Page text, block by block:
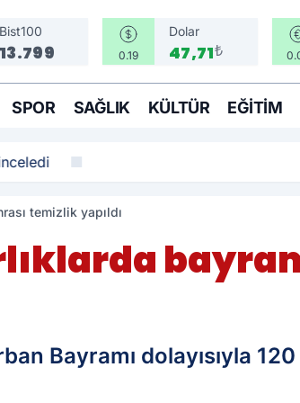
Bist100
13.799 0.19
Dolar
47,71₺
SPOR SAĞLIK KÜLTÜR EĞITIM
temizlik yapıldı
Bayramı dolayısıyla